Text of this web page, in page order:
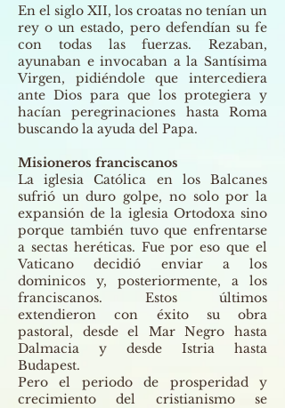
En el siglo XII, los croatas no tenían un
rey o un estado, pero defendían su fe
con todas las fuerzas. Rezaban,
ayunaban e invocaban a la Santísima
Virgen, pidiéndole que intercediera
ante Dios para que los protegiera y
hacían peregrinaciones hasta Roma
buscando la ayuda del Papa.
Misioneros franciscanos
La iglesia Católica en los Balcanes
sufrió un duro golpe, no solo por la
expansión de la iglesia Ortodoxa sino
porque también tuvo que enfrentarse
a sectas heréticas. Fue por eso que el
Vaticano decidió enviar a los
dominicos y, posteriormente, a los
franciscanos. Estos últimos
extendieron con éxito su obra
pastoral, desde el Mar Negro hasta
Dalmacia y desde Istria hasta
Budapest.
Pero el periodo de prosperidad y
crecimiento del cristianismo se